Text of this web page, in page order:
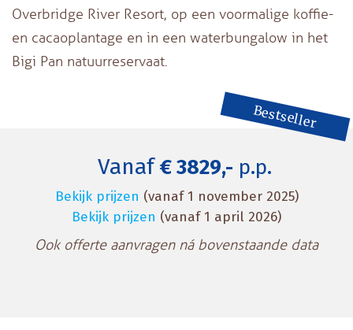
Overbridge River Resort, op een voormalige koffie-
en cacaoplantage en in een waterbungalow in het
Bigi Pan natuurreservaat.
Bestseller
Vanaf€ 3829,- p.p.
Bekijk prijzen (vanaf 1 november 2025)
Bekijk prijzen (vanaf 1 april 2026)
Ook offerte aanvragen ná bovenstaande data